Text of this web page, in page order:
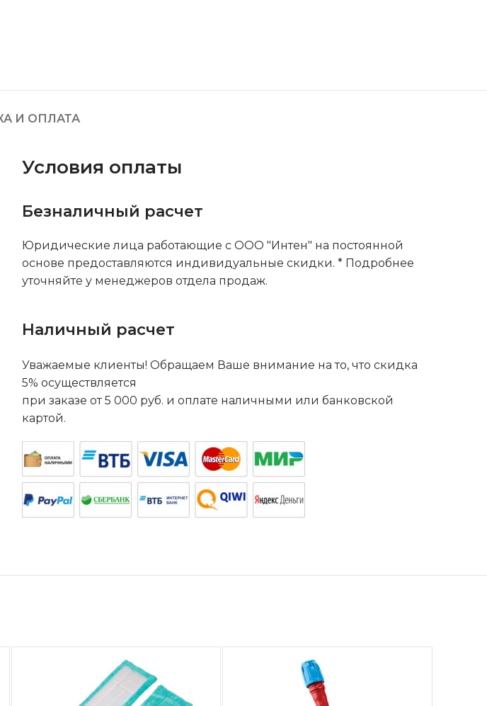
И ОПЛАТА
Условия оплаты
Безналичный расчет
Юридические лица работающие с ООО "Интен" на постоянной
основе предоставляются индивидуальные скидки. * Подробнее
уточняйте у менеджеров отдела продаж.
Наличный расчет
Уважаемые клиенты! Обращаем Ваше внимание на то, что скидка
5% осуществляется
при заказе от 5 000 руб. и оплате наличными или банковской
картой.